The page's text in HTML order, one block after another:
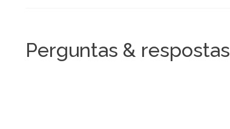
Perguntas & respostas